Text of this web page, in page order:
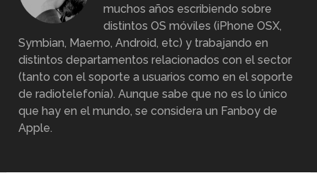
muchos años escribiendo sobre
distintos OS móviles (iPhone OSX,
Symbian, Maemo, Android, etc) y trabajando en
distintos departamentos relacionados con el sector
(tanto con el soporte a usuarios como en el soporte
de radiotelefonía). Aunque sabe que no es lo único
que hay en el mundo, se considera un Fanboy de
Apple.